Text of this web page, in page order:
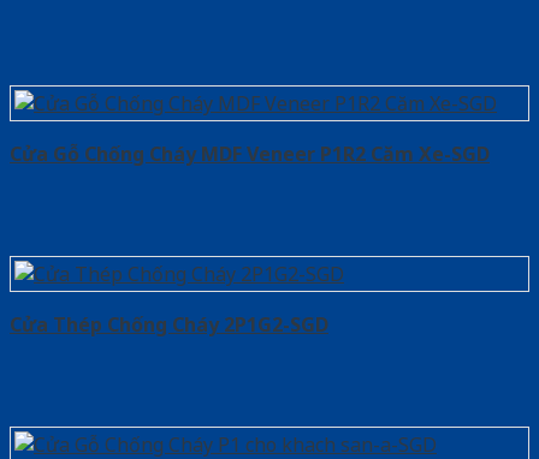
Cửa Gỗ Chống Cháy MDF Veneer P1R2 Căm Xe-SGD
Cửa Thép Chống Cháy 2P1G2-SGD